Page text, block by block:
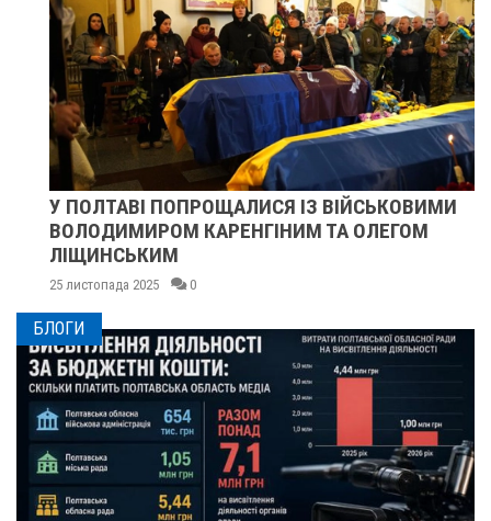
У ПОЛТАВІ ПОПРОЩАЛИСЯ ІЗ ВІЙСЬКОВИМИ
ВОЛОДИМИРОМ КАРЕНГІНИМ ТА ОЛЕГОМ
ЛІЩИНСЬКИМ
25 листопада 2025 0
БЛОГИ